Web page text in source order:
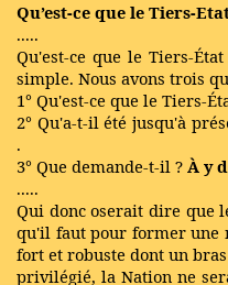
Qu’est-ce que le Tiers-
.....
Qu'est-ce que le Tiers-
simple. Nous avons trois
1° Qu'est-ce que le Tiers-
2° Qu'a-t-il été jusqu'à
.
3° Que demande-t-il ? À y
.....
Qui donc oserait dire que
qu'il faut pour former une
fort et robuste dont un
privilégié, la Nation ne